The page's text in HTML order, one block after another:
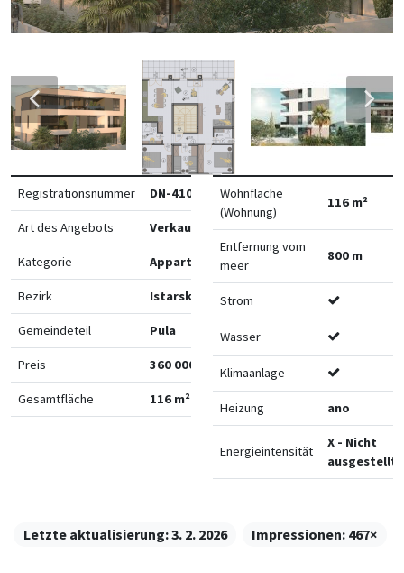
Registrationsnummer DN-41091
Art des Angebots Verkauf
Kategorie Appartements
Bezirk Istarska
Gemeindeteil Pula
Preis 360 000 €
Gesamtfläche 116 m²
Wohnfläche
(Wohnung)
116 m²
Entfernung vom
meer
800 m
Strom
Wasser
Klimaanlage
Heizung ano
Energieintensität
X - Nicht
ausgestellt
Letzte aktualisierung:3. 2. 2026 Impressionen: 467×